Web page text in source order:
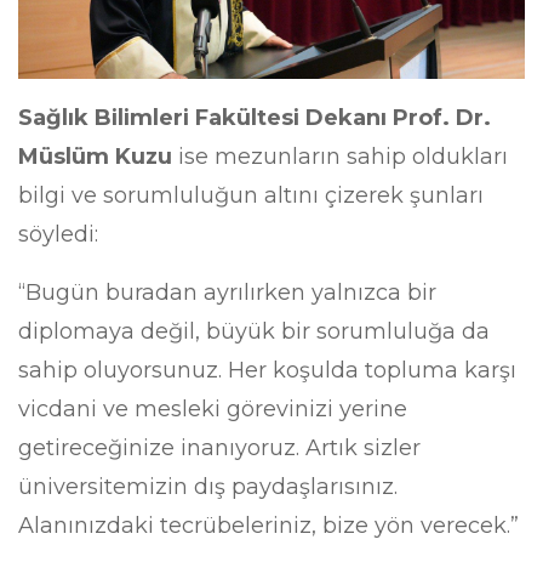
Sağlık Bilimleri Fakültesi Dekanı Prof. Dr.
Müslüm Kuzu ise mezunların sahip oldukları
bilgi ve sorumluluğun altını çizerek şunları
söyledi:
“Bugün buradan ayrılırken yalnızca bir
diplomaya değil, büyük bir sorumluluğa da
sahip oluyorsunuz. Her koşulda topluma karşı
vicdani ve mesleki görevinizi yerine
getireceğinize inanıyoruz. Artık sizler
üniversitemizin dış paydaşlarısınız.
Alanınızdaki tecrübeleriniz, bize yön verecek.”